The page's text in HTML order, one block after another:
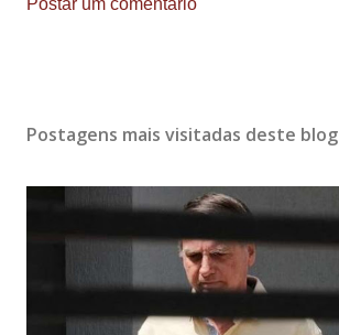
Postar um comentário
Postagens mais visitadas deste blog